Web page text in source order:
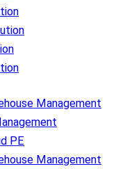
Management
PE
Management